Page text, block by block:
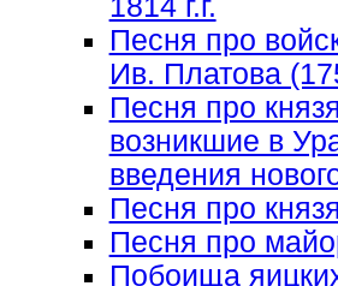
1814 г.г.
Песня про
Ив. Платова
Песня про
возникшие в
введения
Песня про
Песня про
Побоища